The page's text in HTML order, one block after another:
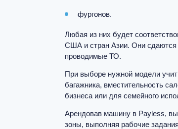
фургонов.
Любая из них будет
США и стран Азии. Они сдаются
проводимые ТО.
При выборе нужной модели
багажника, вместительность
бизнеса или для семейного
Арендовав машину в Payless,
зоны, выполняя рабочие